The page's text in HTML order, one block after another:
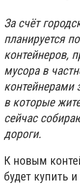
За счёт
планируется
контейнеров,
мусора в
в которые
сейчас
дороги.
К новым
будет купить